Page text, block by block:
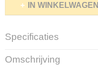
IN WINKELWAGEN
Specificaties
Productcode leverancier
20-1
Omschrijving